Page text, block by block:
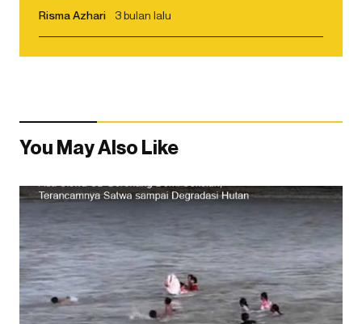
Risma Azhari 3 bulan lalu
You May Also Like